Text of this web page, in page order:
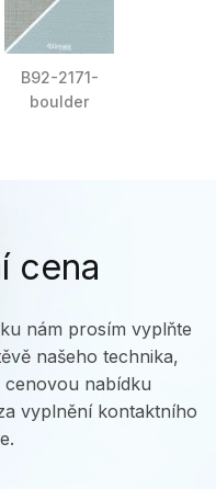
B92-2171-
boulder
cena
nám prosím vyplňte
našeho technika,
nabídku
vyplnění kontaktního